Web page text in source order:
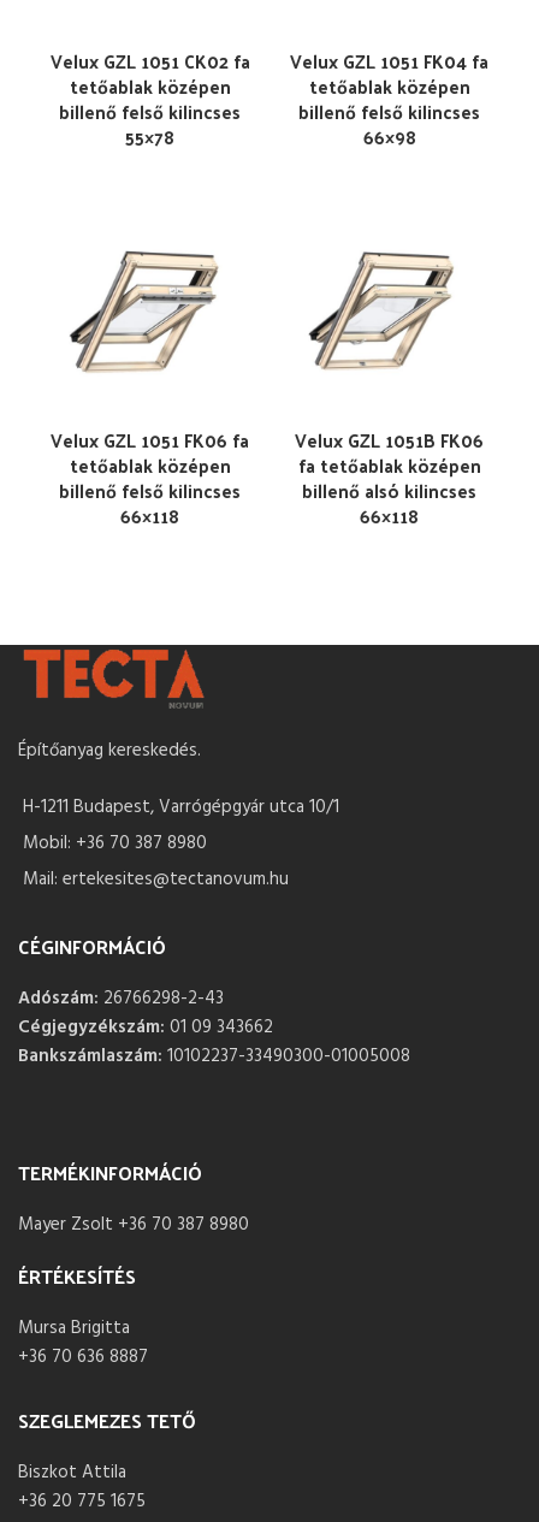
Velux GZL 1051 CK02 fa
tetőablak középen
billenő felső kilincses
55×78
Velux GZL 1051 FK04 fa
tetőablak középen
billenő felső kilincses
66×98
Velux GZL 1051 FK06 fa
tetőablak középen
billenő felső kilincses
66×118
Velux GZL 1051B FK06
fa tetőablak középen
billenő alsó kilincses
66×118
Építőanyag kereskedés.
H-1211 Budapest, Varrógépgyár utca 10/1
Mobil: +36 70 387 8980
Mail: ertekesites@tectanovum.hu
CÉGINFORMÁCIÓ
Adószám: 26766298-2-43
Cégjegyzékszám: 01 09 343662
Bankszámlaszám: 10102237-33490300-01005008
TERMÉKINFORMÁCIÓ
Mayer Zsolt +36 70 387 8980
ÉRTÉKESÍTÉS
Mursa Brigitta
+36 70 636 8887
SZEGLEMEZES TETŐ
Biszkot Attila
+36 20 775 1675